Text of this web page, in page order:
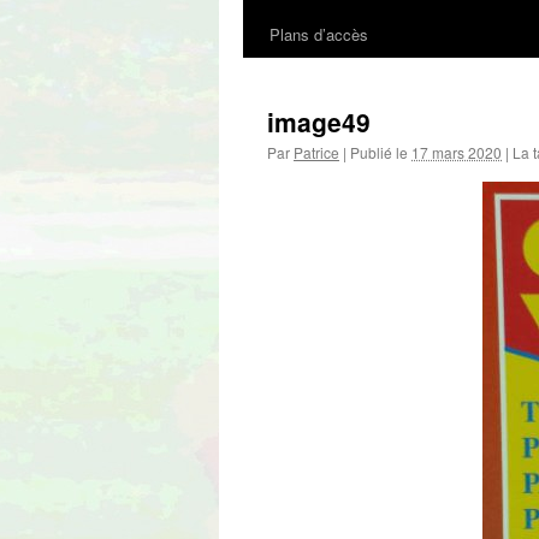
Plans d’accès
image49
Par Patrice | Publié le 17 mars 2020 | La